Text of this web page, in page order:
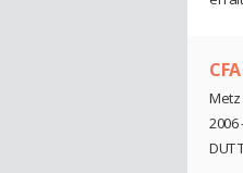
Metz
2006
DUT